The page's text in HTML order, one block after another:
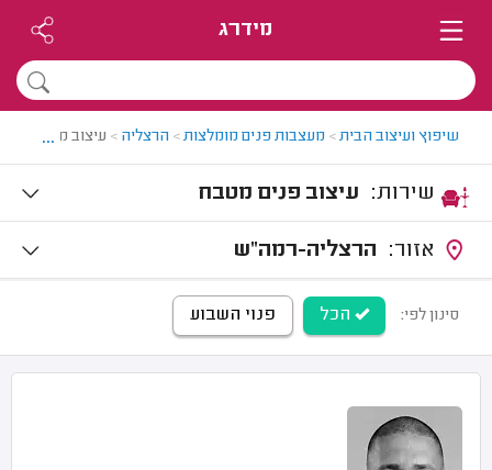
מידרג
שיפוץ ועיצוב הבית> מעצבות פנים מומלצות> הרצליה > עיצוב מטבחים
...
עיצוב פנים מטבח
הרצליה-רמה"ש
סינון לפי: הכל פנוי השבוע